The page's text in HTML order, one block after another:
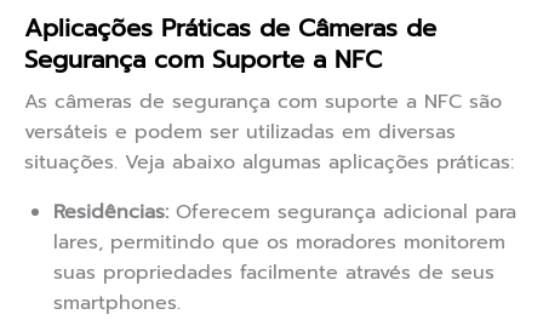
Aplicações Práticas de Câmeras de
Segurança com Suporte a NFC
As câmeras de segurança com suporte a NFC são
versáteis e podem ser utilizadas em diversas
situações. Veja abaixo algumas aplicações práticas:
Residências: Oferecem segurança adicional para
lares, permitindo que os moradores monitorem
suas propriedades facilmente através de seus
smartphones.